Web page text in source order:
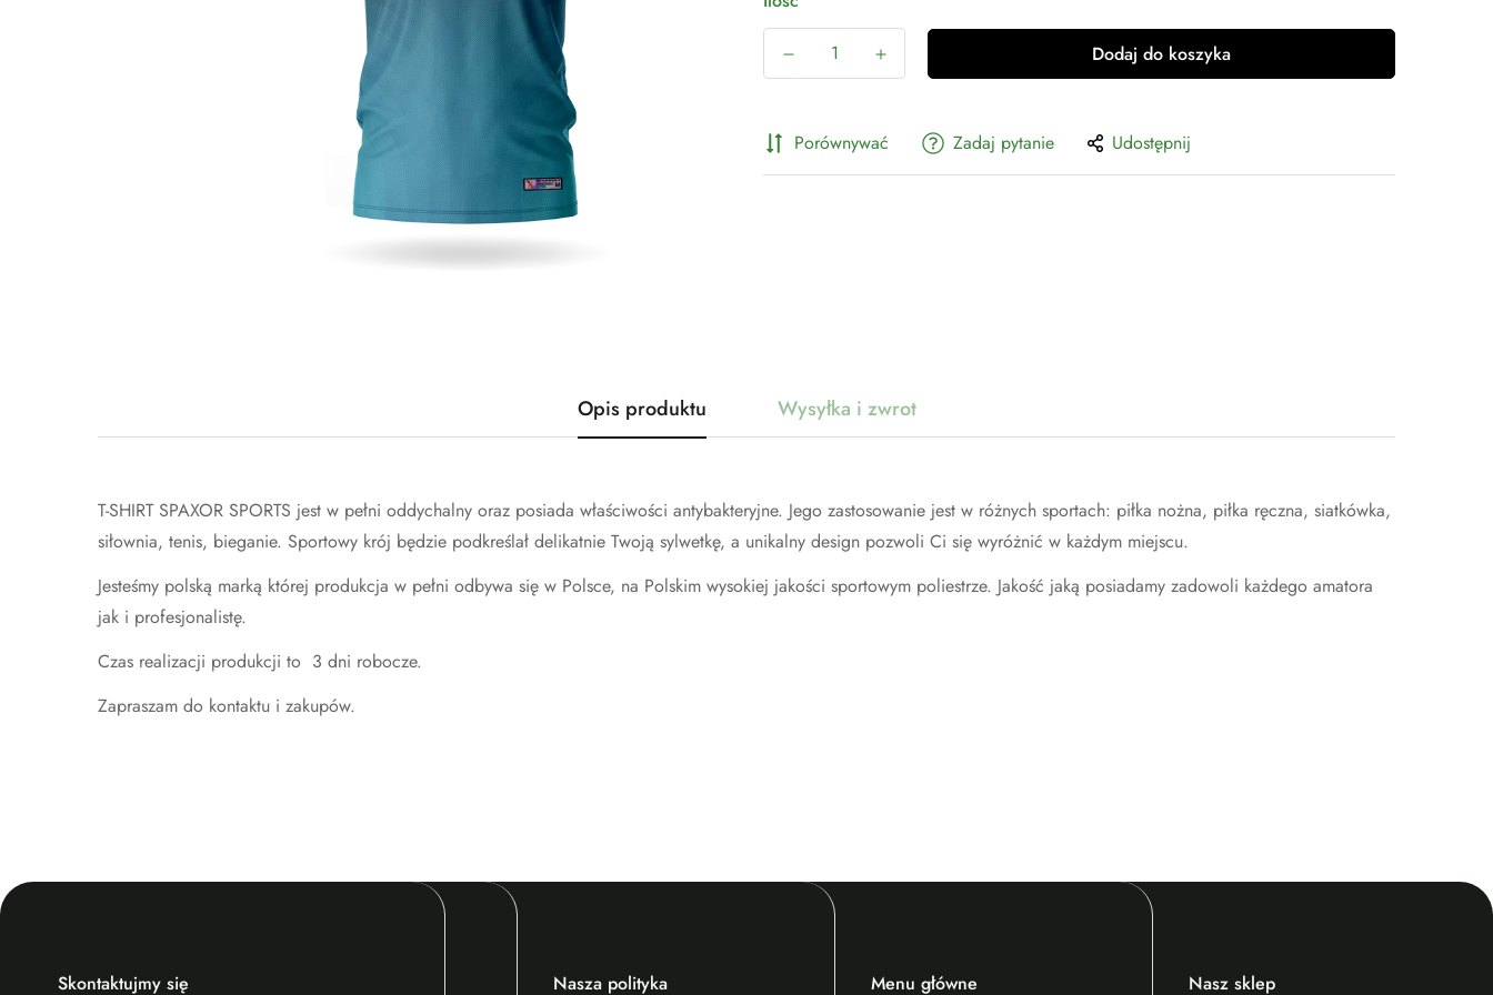
Dodaj do koszyka
Porównywać Zadaj pytanie Udostępnij
Opis produktu Wysyłka i zwrot
T-SHIRT SPAXOR SPORTS jest w pełni oddychalny oraz posiada właściwości antybakteryjne. Jego zastosowanie jest w różnych sportach: piłka nożna, piłka ręczna, siatkówka,
siłownia, tenis, bieganie. Sportowy krój będzie podkreślał delikatnie Twoją sylwetkę, a unikalny design pozwoli Ci się wyróżnić w każdym miejscu.
Jesteśmy polską marką której produkcja w pełni odbywa się w Polsce, na Polskim wysokiej jakości sportowym poliestrze. Jakość jaką posiadamy zadowoli każdego amatora
jak i profesjonalistę.
Czas realizacji produkcji to 3 dni robocze.
Zapraszam do kontaktu i zakupów.
Skontaktujmy się Nasza polityka Menu główne Nasz sklep